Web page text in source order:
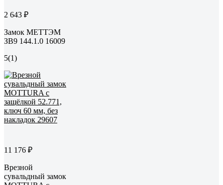
2 643 ₽
Замок МЕТТЭМ
ЗВ9 144.1.0 16009
5(1)
11 176 ₽
Врезной
сувальдный замок